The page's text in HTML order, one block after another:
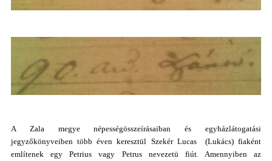
A Zala megye népességösszeírásaiban és egyházlátogatási
jegyzőkönyveiben több éven keresztül Szekér Lucas (Lukács) fiaként
említenek egy Petrius vagy Petrus nevezetü fiút. Amennyiben az